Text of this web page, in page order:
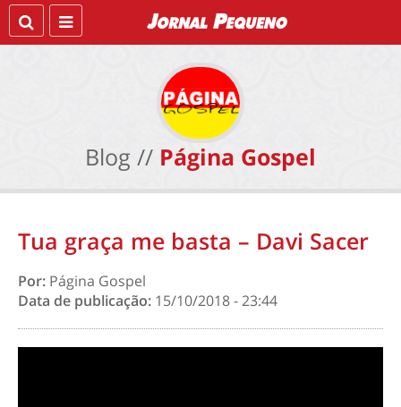
Blog // Página Gospel
Tua graça me basta – Davi Sacer
Por: Página Gospel
Data de publicação: 15/10/2018 - 23:44